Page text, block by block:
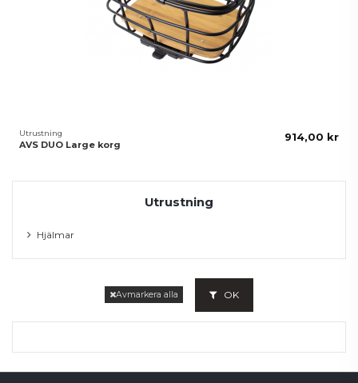
Utrustning
AVS DUO Large korg
914,00 kr
Utrustning
Hjälmar
Avmarkera alla OK